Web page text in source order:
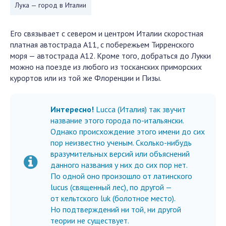
Лука — город в Италии
Его связывает с севером и центром Италии скоростная
платная автострада А11, с побережьем Тирренского
моря — автострада А12. Кроме того, добраться до Лукки
можно на поезде из любого из тосканских приморских
курортов или из той же Флоренции и Пизы.
Интересно! Lucca (Италия) так звучит
название этого города по-итальянски.
Однако происхождение этого имени до сих
пор неизвестно ученым. Сколько-нибудь
вразумительных версий или объяснений
данного названия у них до сих пор нет.
По одной оно произошло от латинского
lucus (священный лес), по другой —
от кельтского luk (болотное место).
Но подтверждений ни той, ни другой
теории не существует.